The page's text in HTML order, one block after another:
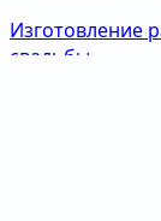
Изготовление
свадьбы